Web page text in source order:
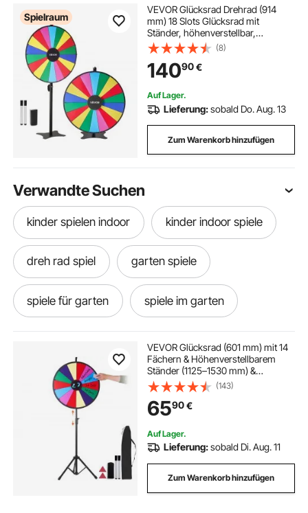
Spielraum
VEVOR Glücksrad Drehrad (914
mm) 18 Slots Glücksrad mit
Ständer, höhenverstellbar,
Lotteriespiele Gewinn-Roulette mit
Tafelschwamm & 2 Markern, 6
Farben, ideal für Party Kneipe
Messe
(8)
14090€
Auf Lager.
Lieferung:sobald Do. Aug. 13
Zum Warenkorb hinzufügen
Verwandte Suchen
kinder spielen indoor kinder indoor spiele
dreh rad spiel garten spiele
spiele für garten spiele im garten
6 jahre spiele
spiele ab 6 jahren spiele ab 8 jahre
8 ball spiel
VEVOR Glücksrad (601 mm) mit 14
Fächern & Höhenverstellbarem
Ständer (1125–1530 mm) &
Abwischbarem Rouletterad &
Aufbewahrungstasche, Drehendes
Preisrad für Partys, Kneipen,
Messen & Jahrmärkte
(143)
6590€
Auf Lager.
Lieferung:sobald Di. Aug. 11
Zum Warenkorb hinzufügen